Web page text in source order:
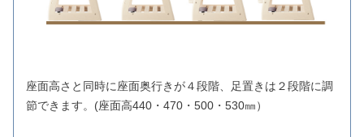
座面高さと同時に座面奥行きが４段階、足置きは２段階に調
節できます。(座面高440・470・500・530㎜）